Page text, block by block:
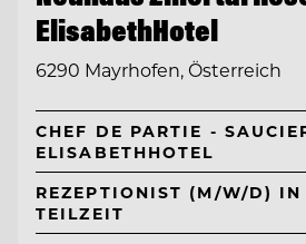
ElisabethHotel
6290 Mayrhofen, Österreich
CHEF DE PARTIE - SAUCIER IM
ELISABETHHOTEL
REZEPTIONIST (M/W/D) IN
TEILZEIT